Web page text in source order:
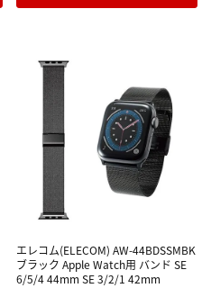
エレコム(ELECOM) AW-44BDSSMBK
ブラック Apple Watch用 バンド SE
6/5/4 44mm SE 3/2/1 42mm